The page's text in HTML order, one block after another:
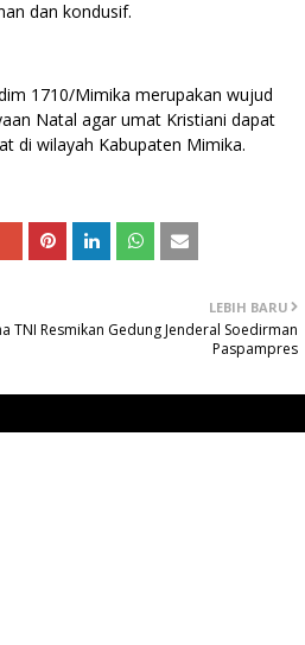
dan kondusif.
1710/Mimika merupakan wujud
Natal agar umat Kristiani dapat
di wilayah Kabupaten Mimika.
LEBIH BARU
TNI Resmikan Gedung Jenderal Soedirman
Paspampres